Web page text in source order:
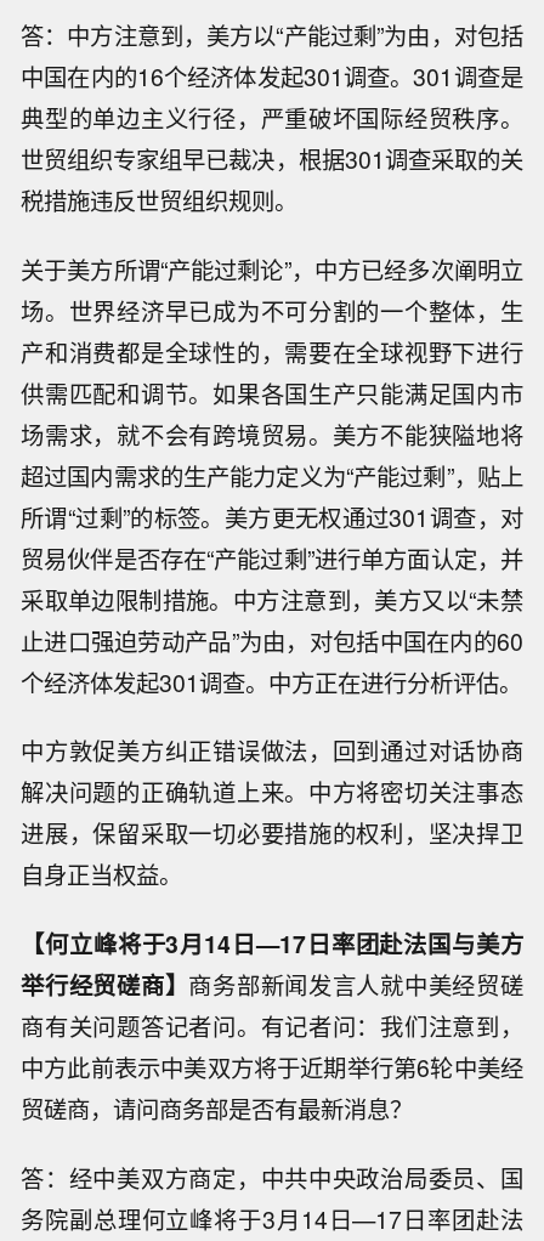
答：中方注意到，美方以“产能过剩”为由，对包括
中国在内的16个经济体发起301调查。301调查是
典型的单边主义行径，严重破坏国际经贸秩序。
世贸组织专家组早已裁决，根据301调查采取的关
税措施违反世贸组织规则。
关于美方所谓“产能过剩论”，中方已经多次阐明立
场。世界经济早已成为不可分割的一个整体，生
产和消费都是全球性的，需要在全球视野下进行
供需匹配和调节。如果各国生产只能满足国内市
场需求，就不会有跨境贸易。美方不能狭隘地将
超过国内需求的生产能力定义为“产能过剩”，贴上
所谓“过剩”的标签。美方更无权通过301调查，对
贸易伙伴是否存在“产能过剩”进行单方面认定，并
采取单边限制措施。中方注意到，美方又以“未禁
止进口强迫劳动产品”为由，对包括中国在内的60
个经济体发起301调查。中方正在进行分析评估。
中方敦促美方纠正错误做法，回到通过对话协商
解决问题的正确轨道上来。中方将密切关注事态
进展，保留采取一切必要措施的权利，坚决捍卫
自身正当权益。
【何立峰将于3月14日—17日率团赴法国与美方
举行经贸磋商】 商务部新闻发言人就中美经贸磋
商有关问题答记者问。有记者问：我们注意到，
中方此前表示中美双方将于近期举行第6轮中美经
贸磋商，请问商务部是否有最新消息？
答：经中美双方商定，中共中央政治局委员、国
务院副总理何立峰将于3月14日—17日率团赴法